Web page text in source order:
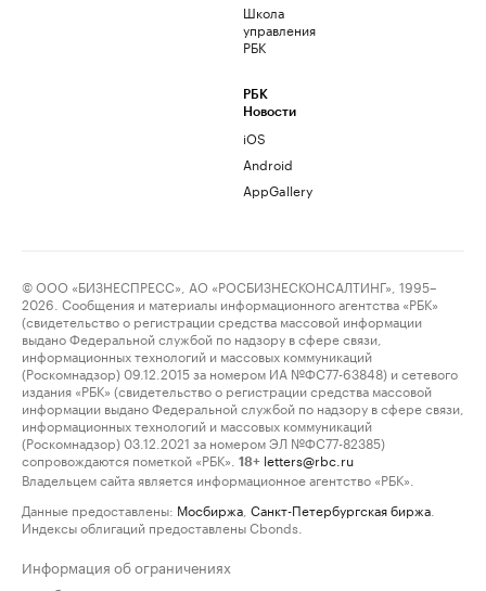
Школа
управления
РБК
РБК
Новости
iOS
Android
AppGallery
© ООО «БИЗНЕСПРЕСС», АО «РОСБИЗНЕСКОНСАЛТИНГ», 1995–
2026. Сообщения и материалы информационного агентства «РБК»
(свидетельство о регистрации средства массовой информации
выдано Федеральной службой по надзору в сфере связи,
информационных технологий и массовых коммуникаций
(Роскомнадзор) 09.12.2015 за номером ИА №ФС77-63848) и сетевого
издания «РБК» (свидетельство о регистрации средства массовой
информации выдано Федеральной службой по надзору в сфере связи,
информационных технологий и массовых коммуникаций
(Роскомнадзор) 03.12.2021 за номером ЭЛ №ФС77-82385)
сопровождаются пометкой «РБК».
18+ letters@rbc.ru
Владельцем сайта является информационное агентство «РБК».
Данные предоставлены: Мосбиржа Санкт-Петербургская биржа
Индексы облигаций предоставлены Cbonds.
Информация об ограничениях